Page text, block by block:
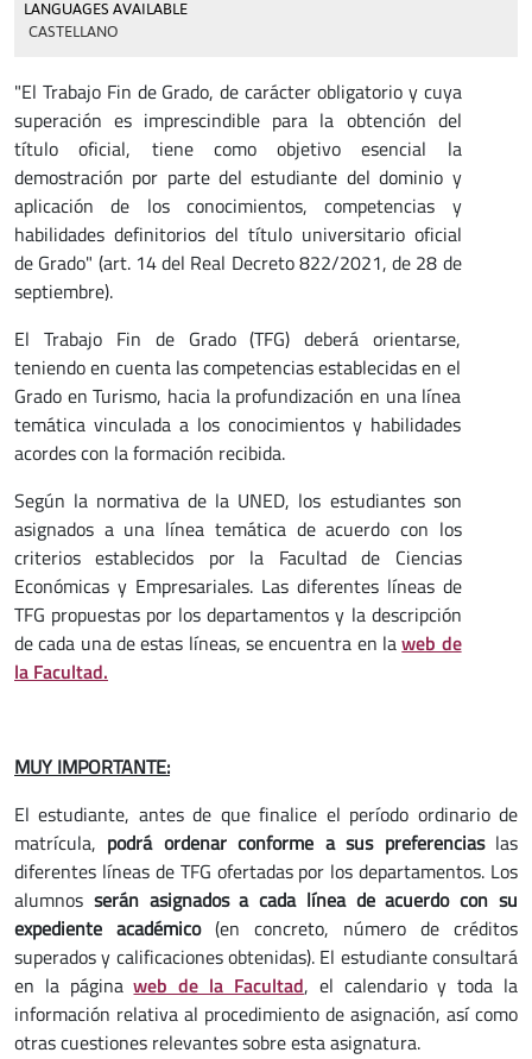
LANGUAGES AVAILABLE
CASTELLANO
"El Trabajo Fin de Grado, de carácter obligatorio y cuya
superación es imprescindible para la obtención del
título oficial, tiene como objetivo esencial la
demostración por parte del estudiante del dominio y
aplicación de los conocimientos, competencias y
habilidades definitorios del título universitario oficial
de Grado" (art. 14 del Real Decreto 822/2021, de 28 de
septiembre).
El Trabajo Fin de Grado (TFG) deberá orientarse,
teniendo en cuenta las competencias establecidas en el
Grado en Turismo, hacia la profundización en una línea
temática vinculada a los conocimientos y habilidades
acordes con la formación recibida.
Según la normativa de la UNED, los estudiantes son
asignados a una línea temática de acuerdo con los
criterios establecidos por la Facultad de Ciencias
Económicas y Empresariales. Las diferentes líneas de
TFG propuestas por los departamentos y la descripción
de cada una de estas líneas, se encuentra en laweb de
la Facultad.
MUY IMPORTANTE:
El estudiante, antes de que finalice el período ordinario de
matrícula, podrá ordenar conforme a sus preferencias las
diferentes líneas de TFG ofertadas por los departamentos. Los
alumnos serán asignados a cada línea de acuerdo con su
expediente académico (en concreto, número de créditos
superados y calificaciones obtenidas). El estudiante consultará
en la páginaweb de la Facultad, el calendario y toda la
información relativa al procedimiento de asignación, así como
otras cuestiones relevantes sobre esta asignatura.